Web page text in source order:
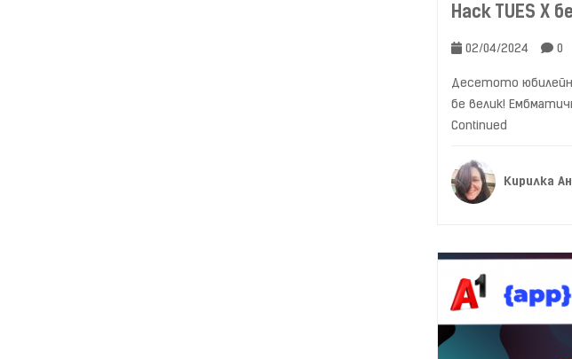
Hack TUES X
02/04/2024 0
Десетото
бе велик!
Continued
Кирилка